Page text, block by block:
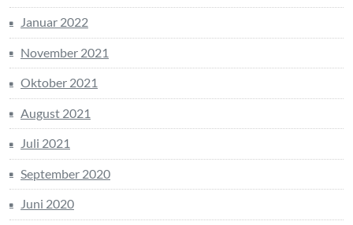
Januar 2022
November 2021
Oktober 2021
August 2021
Juli 2021
September 2020
Juni 2020